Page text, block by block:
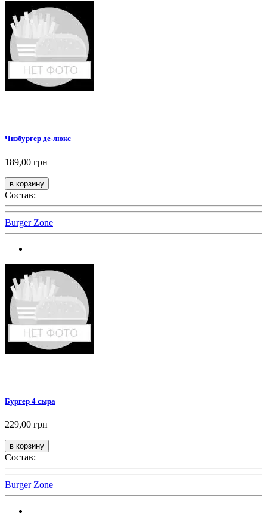
Чизбургер де-люкс
189,00 грн
Состав:
Burger Zone
Бургер 4 сыра
229,00 грн
Состав:
Burger Zone